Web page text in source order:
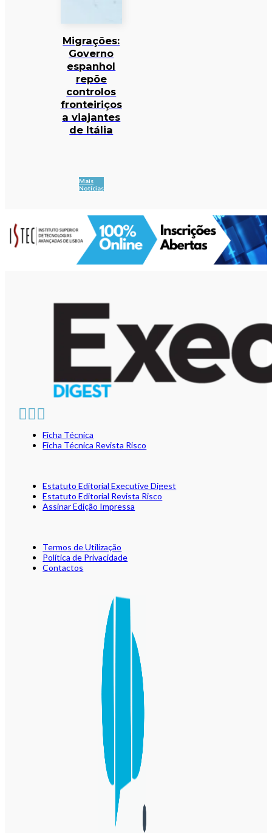
Migrações:
Governo
espanhol
repõe
controlos
fronteiriços
a viajantes
de Itália
Mais
Notícias
Ficha Técnica
Ficha Técnica Revista Risco
Estatuto Editorial Executive Digest
Estatuto Editorial Revista Risco
Assinar Edição Impressa
Termos de Utilização
Política de Privacidade
Contactos